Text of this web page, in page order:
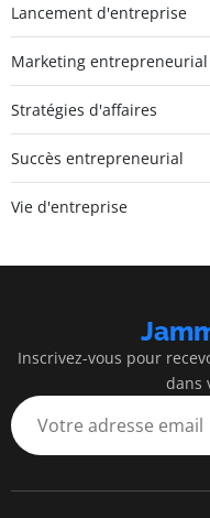
Lancement d'entreprise
Marketing entrepreneurial
Stratégies d'affaires
Succès entrepreneurial
Vie d'entreprise
Inscrivez-vous pour
dans